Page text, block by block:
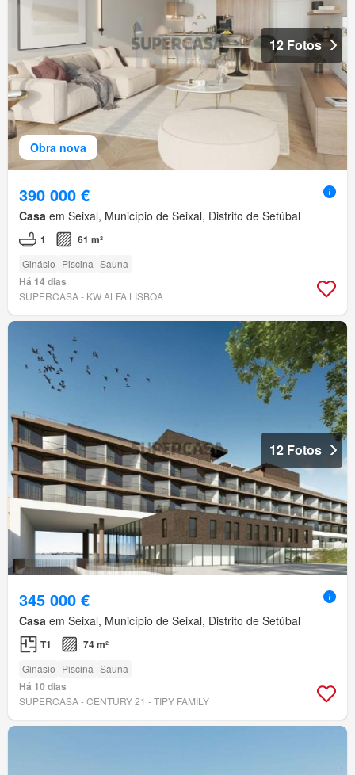
Obra nova
12 Fotos
390 000 €
Casa em Seixal, Município de Seixal, Distrito de Setúbal
1 61 m²
Ginásio Piscina Sauna
Há 14 dias
SUPERCASA - KW ALFA LISBOA
12 Fotos
345 000 €
Casa em Seixal, Município de Seixal, Distrito de Setúbal
T1 74 m²
Ginásio Piscina Sauna
Há 10 dias
SUPERCASA - CENTURY 21 - TIPY FAMILY